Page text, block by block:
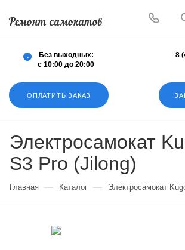
ОПЛАТИТЬ ЗАКАЗ
Без выходных:
с 10:00 до 20:00
8
Электросамокат
S3 Pro (Jilong)
Главная — Каталог — Электросамокат